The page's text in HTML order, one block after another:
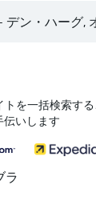
デン・ハーグ,
トを一括検索す
伝いします
ラ